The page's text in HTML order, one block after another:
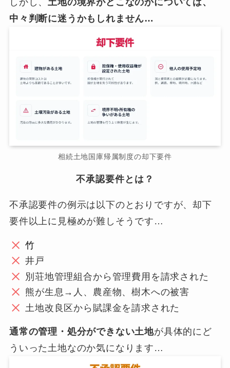
しかし、土地の境界がどこなのかについては、
中々判断に迷うかもしれません…
相続土地国庫帰属制度の却下要件
不承認要件とは？
不承認要件の例示は以下のとおりですが、却下
要件以上に見極めが難しそうです…
竹
井戸
別荘地管理組合から管理費用を請求された
熊が生息→人、農産物、樹木への被害
土地改良区から賦課金を請求された
通常の管理・処分ができない土地が具体的にど
ういった土地なのか気になります…